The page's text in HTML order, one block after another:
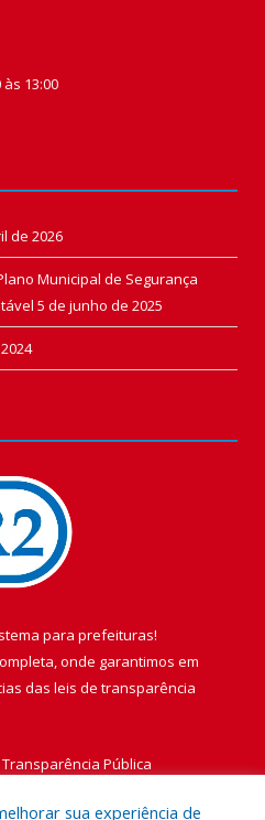
13:00
de 2026
Municipal de Segurança
5 de junho de 2025
para prefeituras!
onde garantimos em
das leis de transparência
Pública
sua experiência de